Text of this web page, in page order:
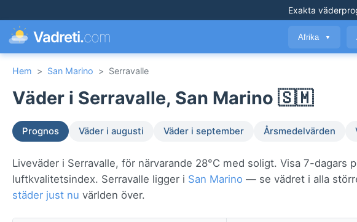
Exakta
Vadreti.com Afrika ▼
Hem > San Marino > Serravalle
Väder i Serravalle, San Marino 🇸🇲
Prognos Väder i augusti Väder i september Årsmedelvärden
Liveväder i Serravalle, för närvarande 28°C med soligt. Visa 7-dagars
luftkvalitetsindex. Serravalle ligger i San Marino — se vädret i alla
städer just nu världen över.